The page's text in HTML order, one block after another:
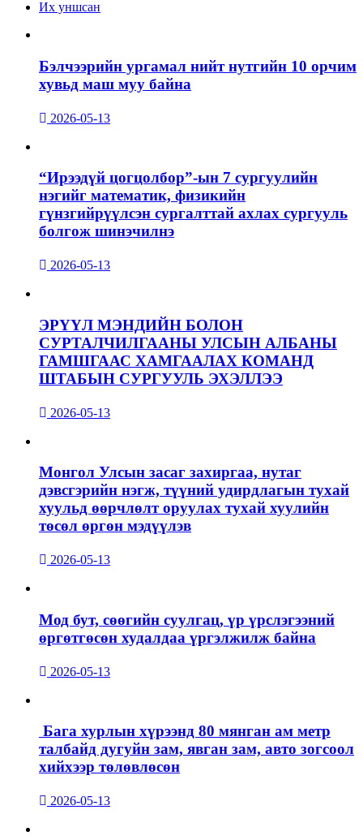
Их уншсан
Бэлчээрийн ургамал нийт нутгийн 10 орчим
хувьд маш муу байна
2026-05-13
“Ирээдүй цогцолбор”-ын 7 сургуулийн
нэгийг математик, физикийн
гүнзгийрүүлсэн сургалттай ахлах сургууль
болгож шинэчилнэ
2026-05-13
ЭРҮҮЛ МЭНДИЙН БОЛОН
СУРТАЛЧИЛГААНЫ УЛСЫН АЛБАНЫ
ГАМШГААС ХАМГААЛАХ КОМАНД
ШТАБЫН СУРГУУЛЬ ЭХЭЛЛЭЭ
2026-05-13
Монгол Улсын засаг захиргаа, нутаг
дэвсгэрийн нэгж, түүний удирдлагын тухай
хуульд өөрчлөлт оруулах тухай хуулийн
төсөл өргөн мэдүүлэв
2026-05-13
Мод бут, сөөгийн суулгац, үр үрслэгээний
өргөтгөсөн худалдаа үргэлжилж байна
2026-05-13
Бага хурлын хүрээнд 80 мянган ам метр
талбайд дугуйн зам, явган зам, авто зогсоол
хийхээр төлөвлөсөн
2026-05-13